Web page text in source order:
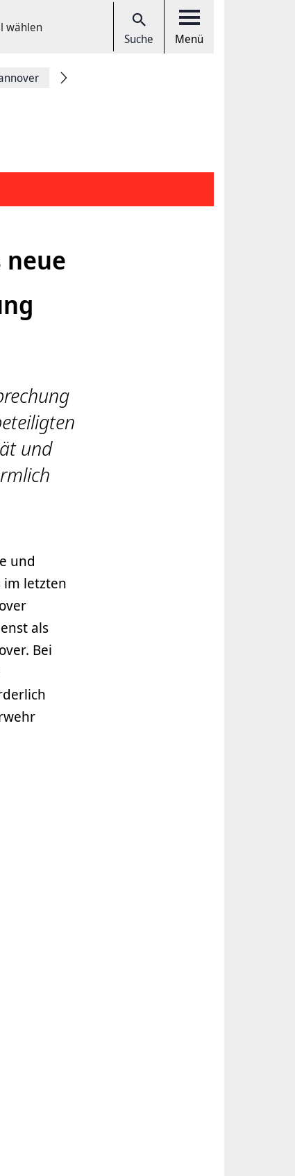
wählen
Suche Menü
neue
und
und
im letzten
als
Bei